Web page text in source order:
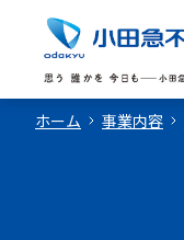
ホーム 事業内容